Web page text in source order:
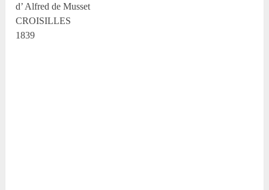
d’ Alfred de Musset
CROISILLES
1839